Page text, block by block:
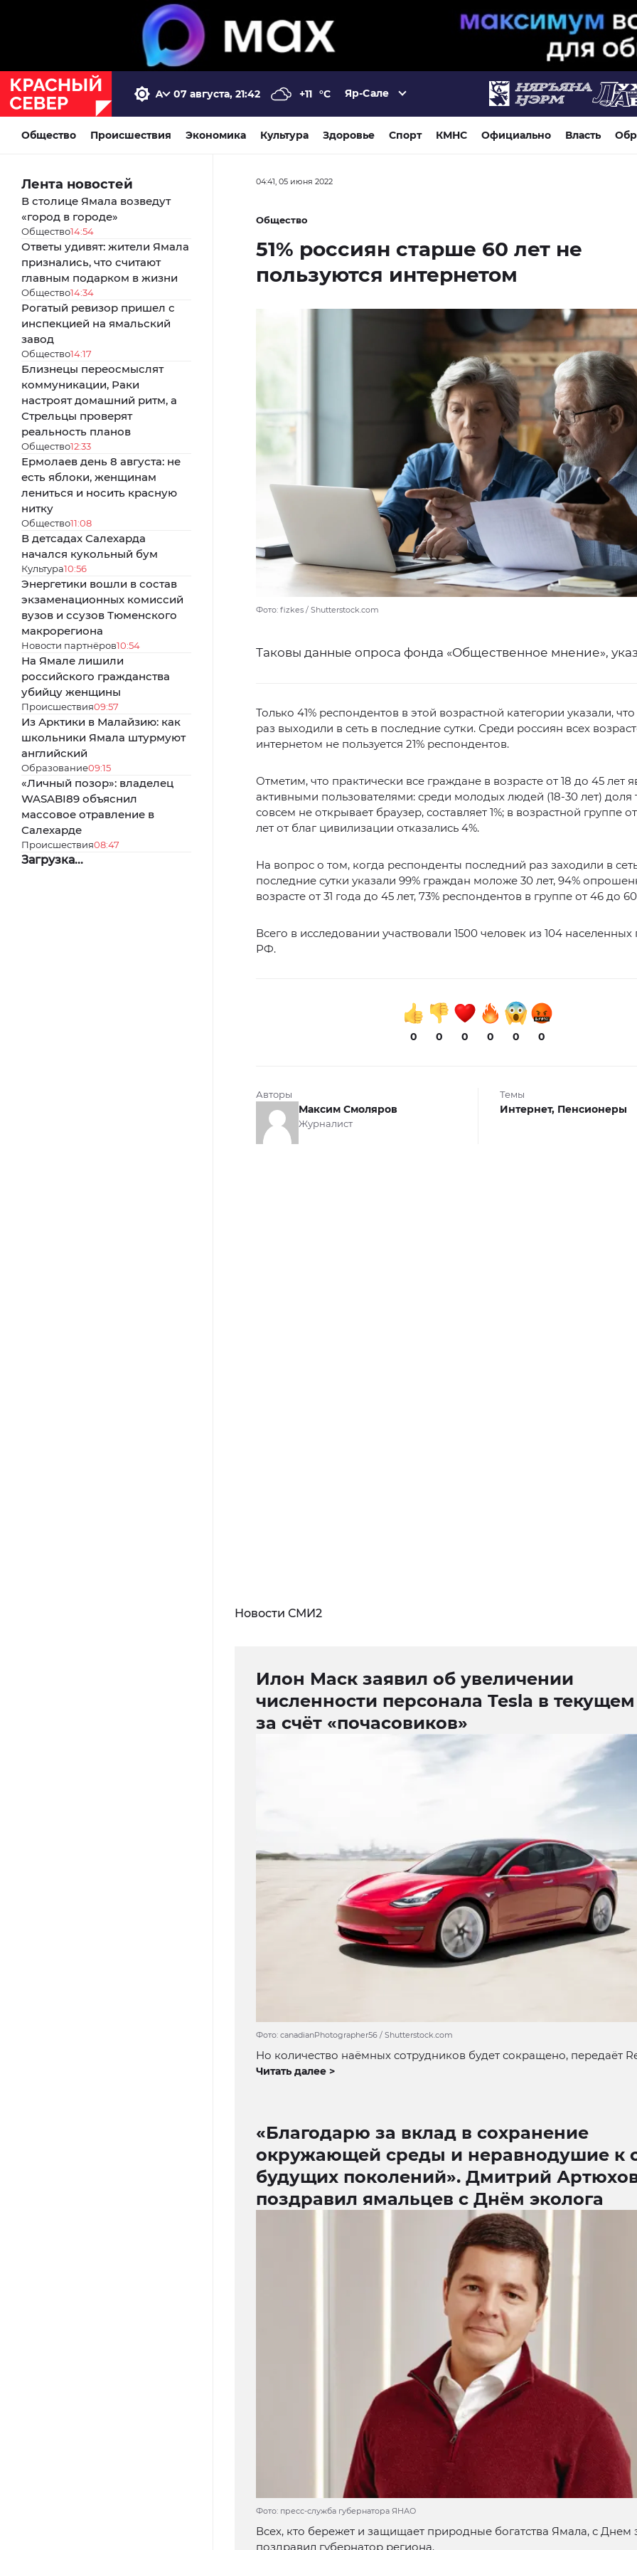
07 августа, 21:42 +11 °C Яр-Сале
Общество Происшествия Экономика Культура Здоровье Спорт КМНС Официально Власть
Лента новостей
В столице Ямала возведут
«город в городе»
Общество14:54
Ответы удивят: жители Ямала
признались, что считают
главным подарком в жизни
Общество14:34
Рогатый ревизор пришел с
инспекцией на ямальский
завод
Общество14:17
Близнецы переосмыслят
коммуникации, Раки
настроят домашний ритм, а
Стрельцы проверят
реальность планов
Общество12:33
Ермолаев день 8 августа: не
есть яблоки, женщинам
лениться и носить красную
нитку
Общество11:08
В детсадах Салехарда
начался кукольный бум
Культура10:56
Энергетики вошли в состав
экзаменационных комиссий
вузов и ссузов Тюменского
макрорегиона
Новости партнёров10:54
На Ямале лишили
российского гражданства
убийцу женщины
Происшествия09:57
Из Арктики в Малайзию: как
школьники Ямала штурмуют
английский
Образование09:15
«Личный позор»: владелец
WASABI89 объяснил
массовое отравление в
Салехарде
Происшествия08:47
Загрузка...
04:41, 05 июня 2022
Общество
51% россиян старше 60 лет не
пользуются интернетом
Фото: fizkes / Shutterstock.com
Таковы данные опроса фонда «Общественное мнение»,
Только 41% респондентов в этой возрастной категории указали,
раз выходили в сеть в последние сутки. Среди россиян всех
интернетом не пользуется 21% респондентов.
Отметим, что практически все граждане в возрасте от 18 до 45 лет
активными пользователями: среди молодых людей (18-30 лет) доля
совсем не открывает браузер, составляет 1%; в возрастной группе
лет от благ цивилизации отказались 4%.
На вопрос о том, когда респонденты последний раз заходили в
последние сутки указали 99% граждан моложе 30 лет, 94%
возрасте от 31 года до 45 лет, 73% респондентов в группе от 46 до 60
Всего в исследовании участвовали 1500 человек из 104 населенных
РФ.
0 0 0 0 0 0
Авторы
Максим Смоляров
Журналист
Темы
Интернет, Пенсионеры
Новости СМИ2
Илон Маск заявил об увеличении
численности персонала Tesla в
за счёт «почасовиков»
Фото: canadianPhotographer56 / Shutterstock.com
Но количество наёмных сотрудников будет сокращено, передаёт
Читать далее >
«Благодарю за вклад в сохранение
окружающей среды и неравнодушие к
будущих поколений». Дмитрий
поздравил ямальцев с Днём эколога
Фото: пресс-служба губернатора ЯНАО
Всех, кто бережет и защищает природные богатства Ямала, с Днем
поздравил губернатор региона.